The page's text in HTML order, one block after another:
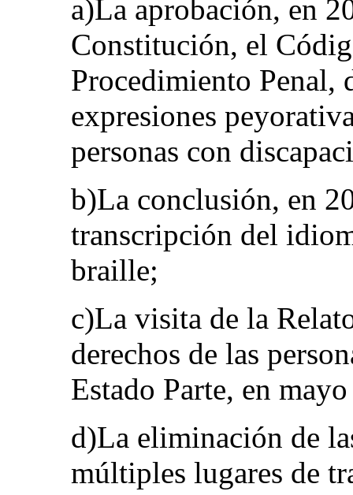
a)La aprobación, en
Constitución, el
Procedimiento Penal,
expresiones
personas con
b)La conclusión, en
transcripción del
braille;
c)La visita de la
derechos de las
Estado Parte, en
d)La eliminación de
múltiples lugares de